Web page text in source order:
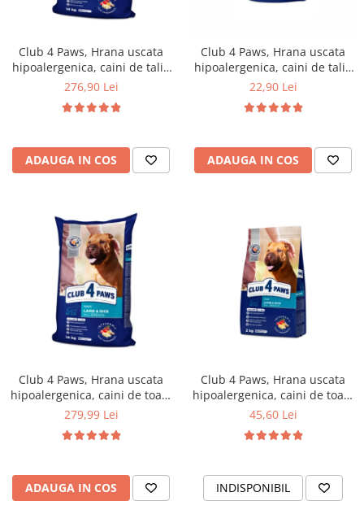
Club 4 Paws, Hrana uscata
hipoalergenica, caini de talie
mica, miel si orez, 14kg
276,90 Lei
ADAUGA IN COS
Club 4 Paws, Hrana uscata
hipoalergenica, caini de talie
mica, miel si orez, 900g
22,90 Lei
ADAUGA IN COS
Club 4 Paws, Hrana uscata
hipoalergenica, caini de toate
rasele, miel si orez, 14kg
279,99 Lei
ADAUGA IN COS
Club 4 Paws, Hrana uscata
hipoalergenica, caini de toate
rasele, miel si orez, 2kg
45,60 Lei
INDISPONIBIL